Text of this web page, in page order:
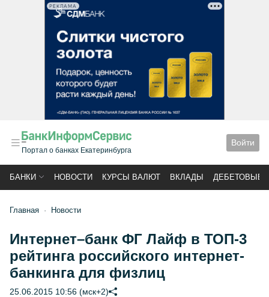
РЕКЛАМА
Портал о банках Екатеринбурга
Войти
БАНКИ НОВОСТИ КУРСЫ ВАЛЮТ ВКЛАДЫ ДЕБЕТОВЫЕ
Главная Новости
Интернет–банк ФГ Лайф в ТОП-3
рейтинга российского интернет-
банкинга для физлиц
25.06.2015 10:56 (мск+2)